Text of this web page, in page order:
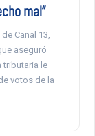
mal”
Canal 13,
aseguró
tributaria le
votos de la